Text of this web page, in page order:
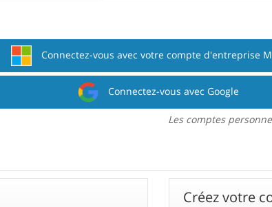
Connectez-vous avec votre compte d'entreprise
Connectez-vous avec Google
Les comptes
Créez votre